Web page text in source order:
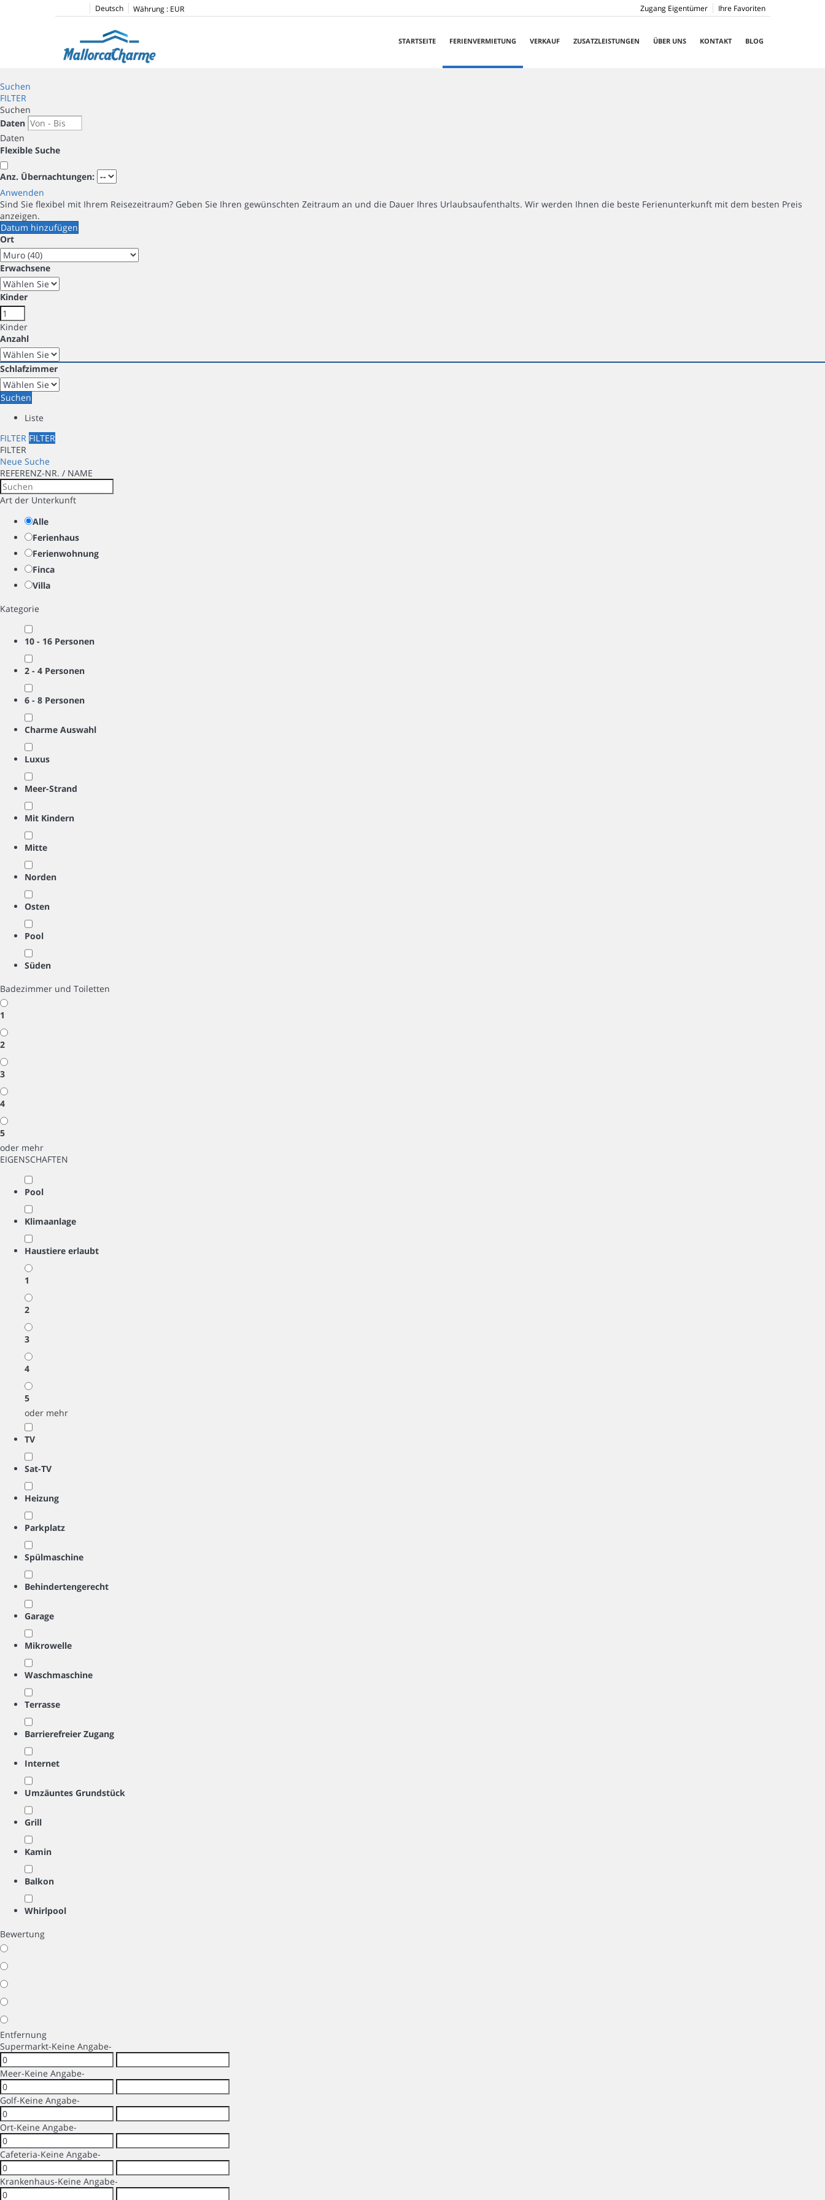
Deutsch Währung : EUR Ihre Favoriten
Zugang Eigentümer
STARTSEITE FERIENVERMIETUNG VERKAUF ZUSATZLEISTUNGEN ÜBER UNS KONTAKT BLOG
Suchen
FILTER
Suchen
Daten
Daten
Flexible Suche
Anz. Übernachtungen:
Anwenden
Sind Sie flexibel mit Ihrem Reisezeitraum? Geben Sie Ihren gewünschten Zeitraum an und die Dauer Ihres Urlaubsaufenthalts. Wir werden Ihnen die beste Ferienunterkunft mit dem besten Preis
anzeigen.
Datum hinzufügen
Ort
Erwachsene
Kinder
Kinder
Anzahl
Schlafzimmer
Suchen
Liste
FILTER FILTER
FILTER
Neue Suche
REFERENZ-NR. / NAME
Art der Unterkunft
Alle
Ferienhaus
Ferienwohnung
Finca
Villa
Kategorie
10 - 16 Personen
2 - 4 Personen
6 - 8 Personen
Charme Auswahl
Luxus
Meer-Strand
Mit Kindern
Mitte
Norden
Osten
Pool
Süden
Badezimmer und Toiletten
1
2
3
4
5
oder mehr
EIGENSCHAFTEN
Pool
Klimaanlage
Haustiere erlaubt
1
2
3
4
5
oder mehr
TV
Sat-TV
Heizung
Parkplatz
Spülmaschine
Behindertengerecht
Garage
Mikrowelle
Waschmaschine
Terrasse
Barrierefreier Zugang
Internet
Umzäuntes Grundstück
Grill
Kamin
Balkon
Whirlpool
Bewertung
Entfernung
Supermarkt-Keine Angabe-
Meer-Keine Angabe-
Golf-Keine Angabe-
Ort-Keine Angabe-
Cafeteria-Keine Angabe-
Krankenhaus-Keine Angabe-